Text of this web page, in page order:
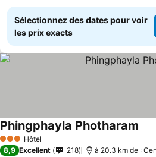
Sélectionnez des dates pour voir
les prix exacts
3 ÉtoilesHôtel
Phingphayla Photharam
8,9 Excellent 218 à 20.3 km de :